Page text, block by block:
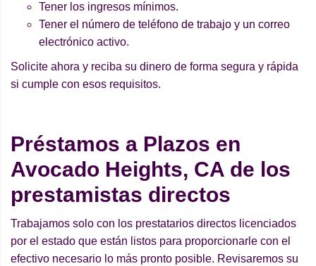
Tener los ingresos mínimos.
Tener el número de teléfono de trabajo y un correo
electrónico activo.
Solicite ahora y reciba su dinero de forma segura y rápida
si cumple con esos requisitos.
Préstamos a Plazos en
Avocado Heights, CA de los
prestamistas directos
Trabajamos solo con los prestatarios directos licenciados
por el estado que están listos para proporcionarle con el
efectivo necesario lo más pronto posible. Revisaremos su